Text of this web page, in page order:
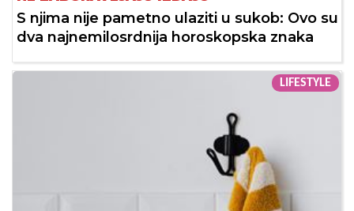
S njima nije pametno ulaziti u sukob: Ovo su
dva najnemilosrdnija horoskopska znaka
LIFESTYLE